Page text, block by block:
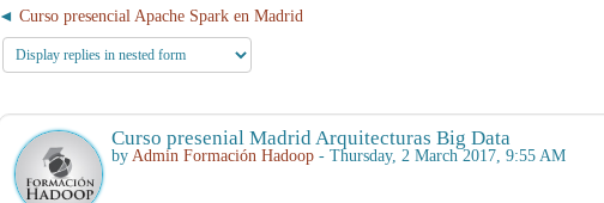
Curso presencial Apache Spark en Madrid
Curso presenial Madrid Arquitecturas Big Data
by Admin Formación Hadoop- Thursday, 2 March 2017, 9:55 AM